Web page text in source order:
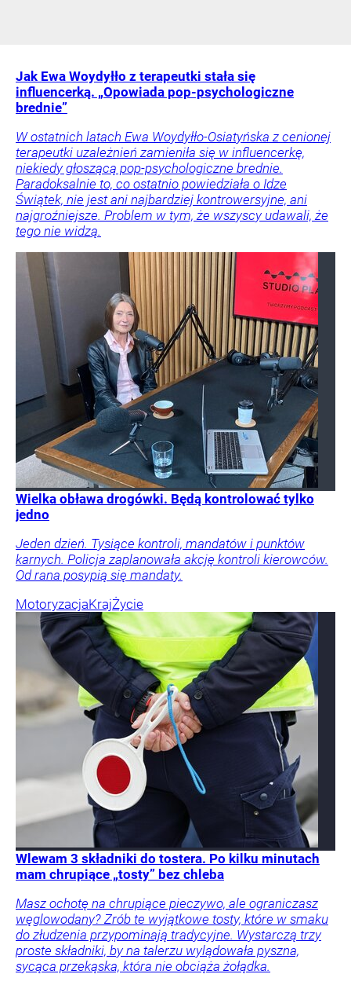
Jak Ewa Woydyłło z terapeutki stała się
influencerką. „Opowiada pop-psychologiczne
brednie”
W ostatnich latach Ewa Woydyłło-Osiatyńska z cenionej
terapeutki uzależnień zamieniła się w influencerkę,
niekiedy głoszącą pop-psychologiczne brednie.
Paradoksalnie to, co ostatnio powiedziała o Idze
Świątek, nie jest ani najbardziej kontrowersyjne, ani
najgroźniejsze. Problem w tym, że wszyscy udawali, że
tego nie widzą.
Wielka obława drogówki. Będą kontrolować tylko
jedno
Jeden dzień. Tysiące kontroli, mandatów i punktów
karnych. Policja zaplanowała akcję kontroli kierowców.
Od rana posypią się mandaty.
MotoryzacjaKrajŻycie
Wlewam 3 składniki do tostera. Po kilku minutach
mam chrupiące „tosty” bez chleba
Masz ochotę na chrupiące pieczywo, ale ograniczasz
węglowodany? Zrób te wyjątkowe tosty, które w smaku
do złudzenia przypominają tradycyjne. Wystarczą trzy
proste składniki, by na talerzu wylądowała pyszna,
sycąca przekąska, która nie obciąża żołądka.